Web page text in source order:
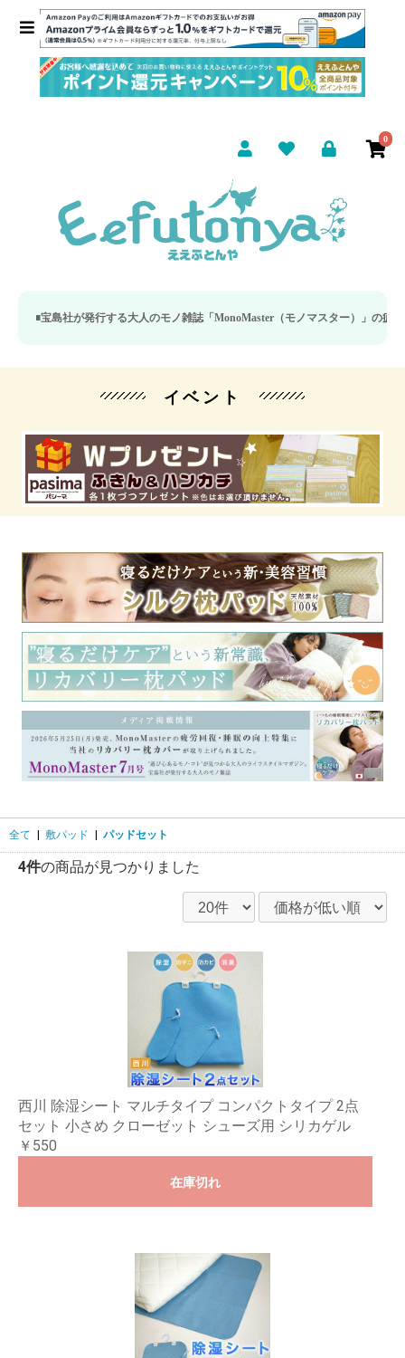
0
社が発行する大人のモノ雑誌「MonoMaster（モノマスター）」の疲労回復・
イベント
全て 敷パッド パッドセット
4件の商品が見つかりました
西川 除湿シート マルチタイプ コンパクトタイプ 2点
セット 小さめ クローゼット シューズ用 シリカゲル
￥550
在庫切れ